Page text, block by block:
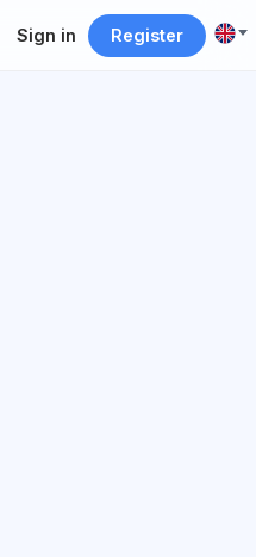
Sign in Register